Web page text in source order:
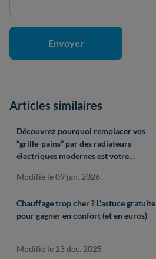
Articles similaires
Découvrez pourquoi remplacer vos
“grille-pains” par des radiateurs
électriques modernes est votre
Modifié le 09 jan. 2026
Chauffage trop cher ? L'astuce gratuite
pour gagner en confort (et en euros)
Modifié le 23 déc. 2025